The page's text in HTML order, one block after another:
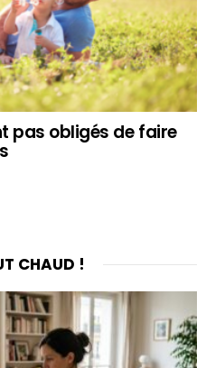
pas obligés de faire
CHAUD !